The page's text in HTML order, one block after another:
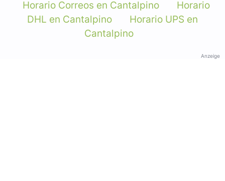
Horario Correos en Cantalpino
Horario
DHL en Cantalpino
Horario UPS en
Cantalpino
Anzeige